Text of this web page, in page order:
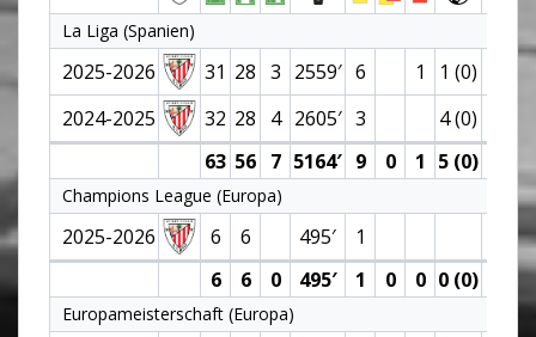
La Liga (Spanien)
2025-2026 31 28 3 2559′ 6 1
1 (0)
2024-2025
32 28 4 2605′ 3
4 (0)
63 56 7 5164′ 9 0 1 5 (0)
Champions League (Europa)
2025-2026 6 6 495′
1
6
6 0 495′ 1 0 0 0 (0)
Europameisterschaft (Europa)